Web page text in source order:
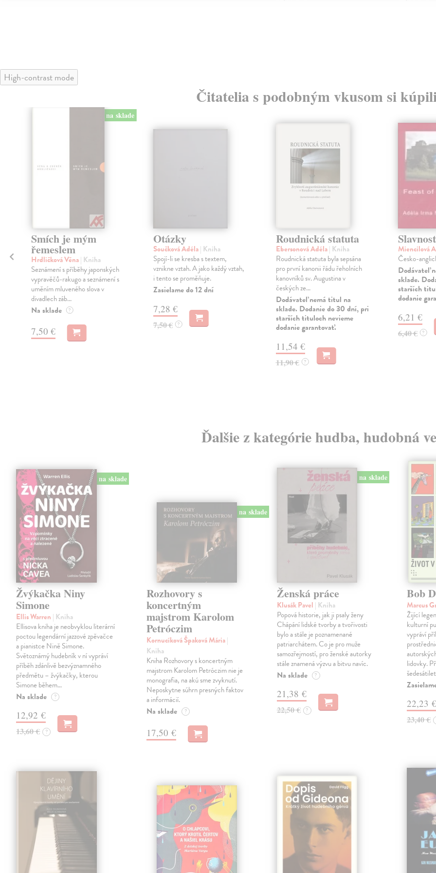
High-contrast mode
Čitatelia s podobným vkusom si
na sklade
Smích je mým
řemeslem
Hrdličková Věna| Kniha
Seznámení s příběhy japonských
vypravěčů-rakugo a seznámení s
uměním mluveného slova v
divadlech záb...
Na sklade ?
7,50 €
Otázky
Součková Adéla| Kniha
Spojí-li se kresba s textem,
vznikne vztah. A jako každý vztah,
i tento se proměňuje.
Zasielame do 12 dní
7,28 €
7,50 € ?
Roudnická statuta
Ebersonová Adéla| Kniha
Roudnická statuta byla sepsána
pro první kanonii řádu řeholních
kanovníků sv. Augustina v
českých ze...
Dodávateľ nemá titul na
sklade. Dodanie do 30 dní, pri
starších tituloch nevieme
dodanie garantovať.
11,54 €
11,90 € ?
Miencilová
Česko-
Dodávateľ
sklade.
starších
dodanie
6,21 €
6,40 € ?
Ďalšie z kategórie hudba, hudobná
na sklade
Žvýkačka Niny
Simone
Ellis Warren | Kniha
Ellisova kniha je neobvyklou literární
poctou legendární jazzové zpěvačce
a pianistce Nině Simone.
Světoznámý hudebník v ní vypráví
příběh zdánlivě bezvýznamného
předmětu – žvýkačky, kterou
Simone během…
Na sklade ?
12,92 €
13,60 € ?
na sklade
Rozhovory s
koncertným
majstrom Karolom
Petróczim
Kornucíková Špaková Mária|
Kniha
Kniha Rozhovory s koncertným
majstrom Karolom Petróczim nie je
monografia, na akú sme zvyknutí.
Neposkytne súhrn presných faktov
a informácií.
Na sklade ?
17,50 €
na sklade
Ženská práce
Klusák Pavel | Kniha
Popová historie, jak ji psaly ženy
Chápání lidské tvorby a tvořivosti
bylo a stále je poznamenané
patriarchátem. Co je pro muže
samozřejmostí, pro ženské autorky
stále znamená výzvu a bitvu navíc.
Na sklade ?
21,38 €
22,50 € ?
Bob
Marcus
Žijící
kulturní
vypráví
lidovky.
22,23
23,40 €